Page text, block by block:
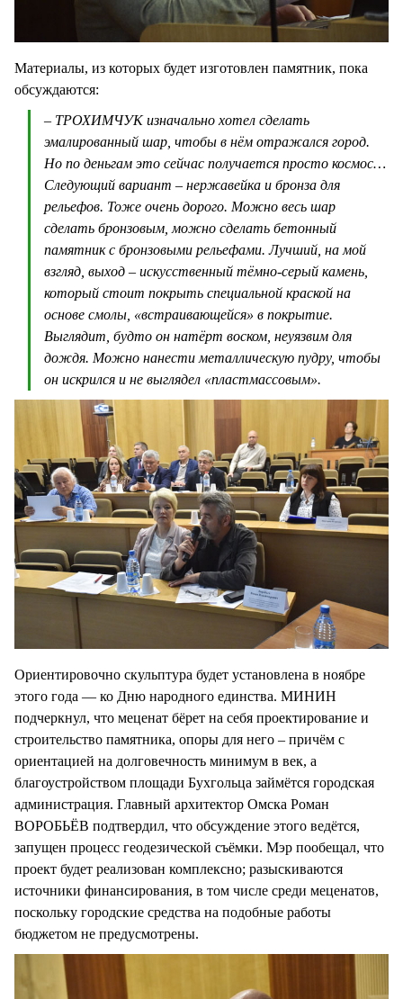
Материалы, из которых будет изготовлен памятник, пока
обсуждаются:
– ТРОХИМЧУК изначально хотел сделать
эмалированный шар, чтобы в нём отражался город.
Но по деньгам это сейчас получается просто космос…
Следующий вариант – нержавейка и бронза для
рельефов. Тоже очень дорого. Можно весь шар
сделать бронзовым, можно сделать бетонный
памятник с бронзовыми рельефами. Лучший, на мой
взгляд, выход – искусственный тёмно-серый камень,
который стоит покрыть специальной краской на
основе смолы, «встраивающейся» в покрытие.
Выглядит, будто он натёрт воском, неуязвим для
дождя. Можно нанести металлическую пудру, чтобы
он искрился и не выглядел «пластмассовым».
Ориентировочно скульптура будет установлена в ноябре
этого года — ко Дню народного единства. МИНИН
подчеркнул, что меценат бёрет на себя проектирование и
строительство памятника, опоры для него – причём с
ориентацией на долговечность минимум в век, а
благоустройством площади Бухгольца займётся городская
администрация. Главный архитектор Омска Роман
ВОРОБЬЁВ подтвердил, что обсуждение этого ведётся,
запущен процесс геодезической съёмки. Мэр пообещал, что
проект будет реализован комплексно; разыскиваются
источники финансирования, в том числе среди меценатов,
поскольку городские средства на подобные работы
бюджетом не предусмотрены.